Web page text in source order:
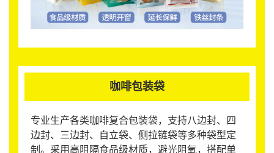
咖啡包装袋
专业生产各类咖啡复合包装袋，支持八边封、四
边封、三边封、自立袋、侧拉链袋等多种袋型定
制。采用高阻隔食品级材质，避光阻氧，搭配单